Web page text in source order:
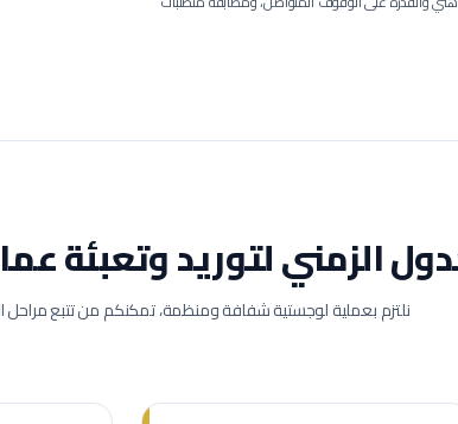
الزمني لتوريد وتعبئة
نلتزم بعملية لوجستية شفافة ومنظمة، تمكنكم من تتبع